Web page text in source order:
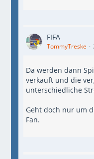
FIFA
TommyTreske
Da werden dann
verkauft und die
unterschiedliche
Geht doch nur um
Fan.